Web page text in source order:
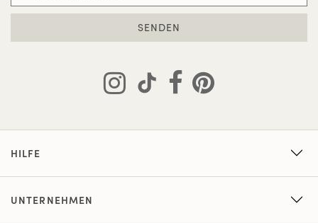
SENDEN
HILFE
UNTERNEHMEN